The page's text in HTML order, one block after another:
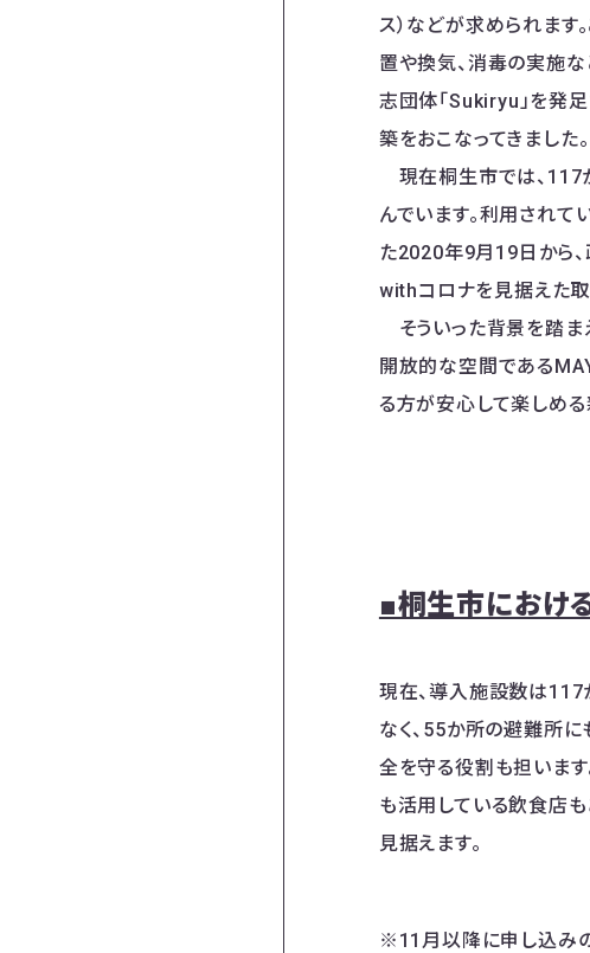
ス）などが求められま
置や換気、消毒の実施
志団体「Sukiryu」を発
築をおこなってきました。
現在桐生市では、117
んでいます。利用されて
た2020年9月19日から
withコロナを見据えた取
そういった背景を踏ま
開放的な空間である
る方が安心して楽しめる
■桐生市におけ
現在、導入施設数は
なく、55か所の避難所
全を守る役割も担います
も活用している飲食店
見据えます。
※11月以降に申し込み